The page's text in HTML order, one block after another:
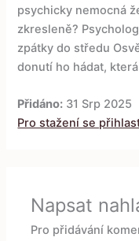
psychicky nemocná
zkresleně?
zpátky do středu
donutí ho hádat,
Přidáno: 31 Srp 2025
Pro stažení se
Napsat
Pro přidávání